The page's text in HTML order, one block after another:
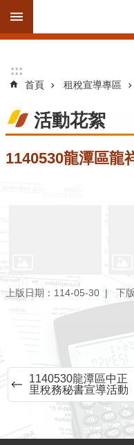
跳到主要內容區塊
階
搜
服
務
便
服
:::
:::
首頁 租稅宣導專區
活動花絮
1140530龍潭區龍
上版日期：114-05-30 下
1140530龍潭區中正
里稅務秘書宣導活動